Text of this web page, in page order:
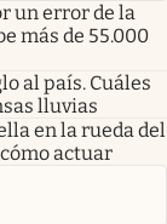
un error de la
más de 55.000
al país. Cuáles
lluvias
en la rueda del
actuar